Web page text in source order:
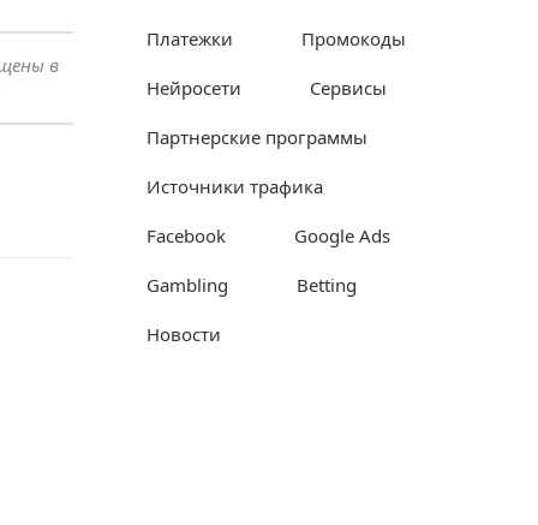
в
Платежки Промокоды
Нейросети Сервисы
Партнерские программы
Источники трафика
Facebook Google Ads
Gambling Betting
Новости